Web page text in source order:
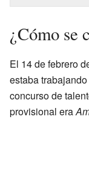
¿Cómo se
El 14 de febrero
estaba
concurso de
provisional era